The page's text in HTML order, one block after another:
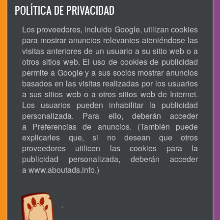
POLÍTICA DE PRIVACIDAD
Los proveedores, incluido Google, utilizan cookies
para mostrar anuncios relevantes ateniéndose las
visitas anteriores de un usuario a su sitio web o a
otros sitios web. El uso de cookies de publicidad
permite a Google y a sus socios mostrar anuncios
basados en las visitas realizadas por los usuarios
a sus sitios web o a otros sitios web de Internet.
Los usuarios pueden inhabilitar la publicidad
personalizada. Para ello, deberán acceder
a Preferencias de anuncios. (También puede
explicarles que, si no desean que otros
proveedores utilicen las cookies para la
publicidad personalizada, deberán acceder
awww.aboutads.info.)